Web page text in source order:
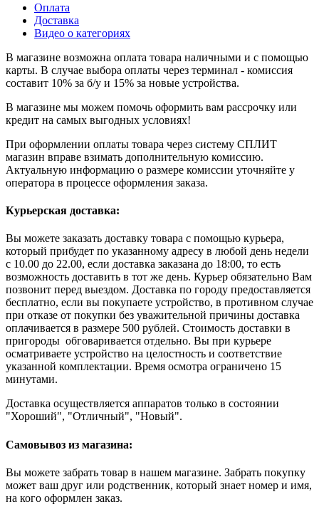
Оплата
Доставка
Видео о категориях
В магазине возможна оплата товара наличными и с помощью
карты. В случае выбора оплаты через терминал - комиссия
составит 10% за б/у и 15% за новые устройства.
В магазине мы можем помочь оформить вам рассрочку или
кредит на самых выгодных условиях!
При оформлении оплаты товара через систему СПЛИТ
магазин вправе взимать дополнительную комиссию.
Актуальную информацию о размере комиссии уточняйте у
оператора в процессе оформления заказа.
Курьерская доставка:
Вы можете заказать доставку товара с помощью курьера,
который прибудет по указанному адресу в любой день недели
с 10.00 до 22.00, если доставка заказана до 18:00, то есть
возможность доставить в тот же день. Курьер обязательно Вам
позвонит перед выездом. Доставка по городу предоставляется
бесплатно, если вы покупаете устройство, в противном случае
при отказе от покупки без уважительной причины доставка
оплачивается в размере 500 рублей. Стоимость доставки в
пригороды обговаривается отдельно. Вы при курьере
осматриваете устройство на целостность и соответствие
указанной комплектации. Время осмотра ограничено 15
минутами.
Доставка осуществляется аппаратов только в состоянии
"Хороший", "Отличный", "Новый".
Самовывоз из магазина:
Вы можете забрать товар в нашем магазине. Забрать покупку
может ваш друг или родственник, который знает номер и имя,
на кого оформлен заказ.